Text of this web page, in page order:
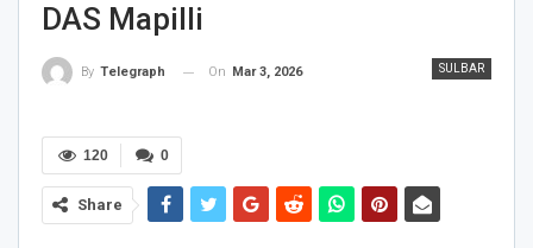
DAS Mapilli
SULBAR
By Telegraph On Mar 3, 2026
0
120
Share